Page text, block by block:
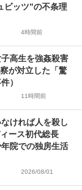
ビッツ”の不条理
4時間前
子高生を強姦殺害
が対立した「驚
）
11時間前
ければ人を殺し
ース初代総長
年院での独房生活
2026/08/01